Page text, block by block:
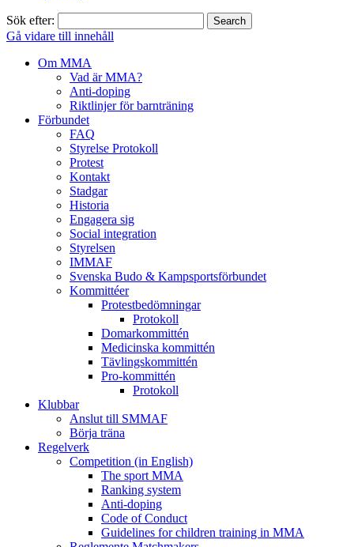
Sök efter:
Gå vidare till innehåll
Om MMA
Vad är MMA?
Anti-doping
Riktlinjer för barnträning
Förbundet
FAQ
Styrelse Protokoll
Protest
Kontakt
Stadgar
Historia
Engagera sig
Social integration
Styrelsen
IMMAF
Svenska Budo & Kampsportsförbundet
Kommittéer
Protestbedömningar
Protokoll
Domarkommittén
Medicinska kommittén
Tävlingskommittén
Pro-kommittén
Protokoll
Klubbar
Anslut till SMMAF
Börja träna
Regelverk
Competition (in English)
The sport MMA
Ranking system
Anti-doping
Code of Conduct
Guidelines for children training in MMA